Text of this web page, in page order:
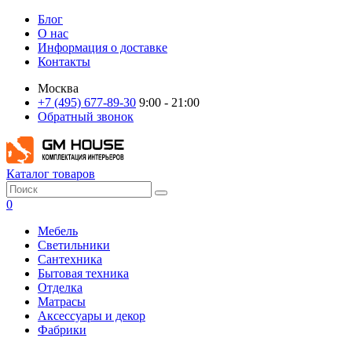
Блог
О нас
Информация о доставке
Контакты
Москва
+7 (495) 677-89-30 9:00 - 21:00
Обратный звонок
Каталог товаров
0
Мебель
Светильники
Сантехника
Бытовая техника
Отделка
Матрасы
Аксессуары и декор
Фабрики